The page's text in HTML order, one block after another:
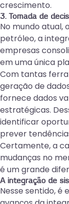
crescimento.
3. Tomada de
No mundo atual,
petróleo, a
empresas
em uma única
Com tantas
geração de
fornece dados
estratégicas.
identificar
prever
Certamente, a
mudanças no
é um grande
A integração de
Nesse sentido, é